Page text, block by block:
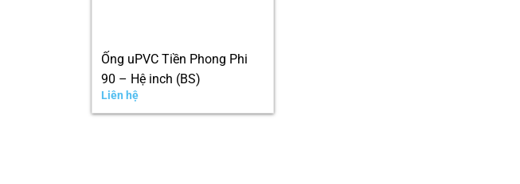
Ống uPVC Tiền Phong Phi
90 – Hệ inch (BS)
Liên hệ